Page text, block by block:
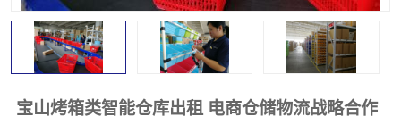
宝山烤箱类智能仓库出租 电商仓储物流战略合作